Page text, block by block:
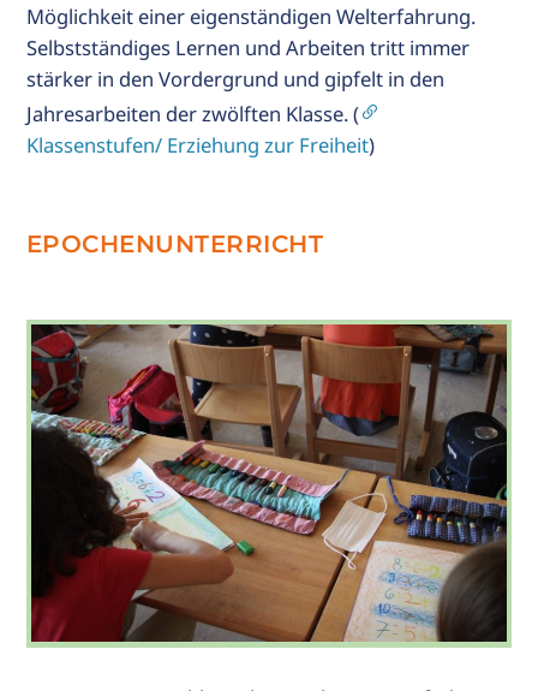
Möglichkeit einer eigenständigen Welterfahrung.
Selbstständiges Lernen und Arbeiten tritt immer
stärker in den Vordergrund und gipfelt in den
Jahresarbeiten der zwölften Klasse. (
Klassenstufen/ Erziehung zur Freiheit)
EPOCHENUNTERRICHT